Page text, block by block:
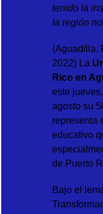
tenido la
la región
(Aguadilla,
2022) La
Rico en
este
agosto su
representa
educativo
de Puerto
Bajo el